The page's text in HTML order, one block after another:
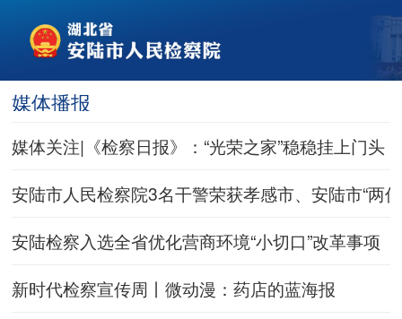
媒体播报
媒体关注|《检察日报》：“光荣之家”稳稳挂上门头
安陆市人民检察院3名干警荣获孝感市、安陆市“两
安陆检察入选全省优化营商环境“小切口”改革事项
新时代检察宣传周丨微动漫：药店的蓝海报